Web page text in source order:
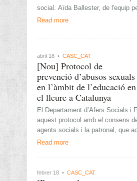
social. Aïda Ballester, de l'equip
Read more
abril 18 • CASC_CAT
[Nou] Protocol de
prevenció d’abusos sexuals
en l’àmbit de l’educació en
el lleure a Catalunya
El Departament d’Afers Socials i
aquest protocol amb el consens
agents socials i la patronal, que
Read more
febrer 18 • CASC_CAT